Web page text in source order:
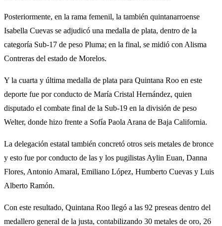
Posteriormente, en la rama femenil, la también quintanarroense
Isabella Cuevas se adjudicó una medalla de plata, dentro de la
categoría Sub-17 de peso Pluma; en la final, se midió con Alisma
Contreras del estado de Morelos.
Y la cuarta y última medalla de plata para Quintana Roo en este
deporte fue por conducto de María Cristal Hernández, quien
disputado el combate final de la Sub-19 en la división de peso
Welter, donde hizo frente a Sofía Paola Arana de Baja California.
La delegación estatal también concretó otros seis metales de bronce
y esto fue por conducto de las y los pugilistas Aylin Euan, Danna
Flores, Antonio Amaral, Emiliano López, Humberto Cuevas y Luis
Alberto Ramón.
Con este resultado, Quintana Roo llegó a las 92 preseas dentro del
medallero general de la justa, contabilizando 30 metales de oro, 26